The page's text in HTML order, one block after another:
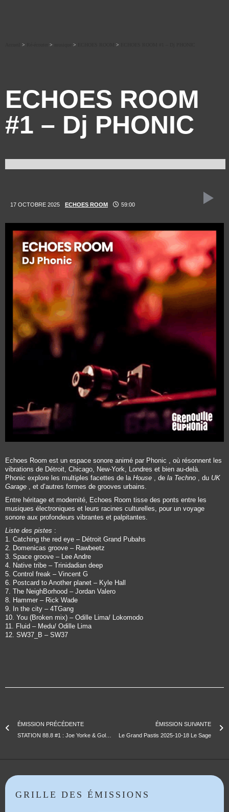
> > > >
ECHOES ROOM
#1 – Dj PHONIC
17 OCTOBRE 2025 ECHOES ROOM 59:00
Echoes Room est un espace sonore animé par Phonic , où résonnent les
vibrations de Détroit, Chicago, New-York, Londres et bien au-delà.
Phonic explore les multiples facettes de la House , de la Techno , du UK
Garage , et d’autres formes de grooves urbains.
Entre héritage et modernité, Echoes Room tisse des ponts entre les
musiques électroniques et leurs racines culturelles, pour un voyage
sonore aux profondeurs vibrantes et palpitantes.
Liste des pistes :
1. Catching the red eye – Détroit Grand Pubahs
2. Domenicas groove – Rawbeetz
3. Space groove – Lee Andre
4. Native tribe – Trinidadian deep
5. Control freak – Vincent G
6. Postcard to Another planet – Kyle Hall
7. The NeighBorhood – Jordan Valero
8. Hammer – Rick Wade
9. In the city – 4TGang
10. You (Broken mix) – Odille Lima/ Lokomodo
11. Fluid – Medu/ Odille Lima
12. SW37_B – SW37
ÉMISSION PRÉCÉDENTE
ÉMISSION SUIVANTE
Le Grand Pastis 2025-10-18 Le Sage
GRILLE DES ÉMISSIONS